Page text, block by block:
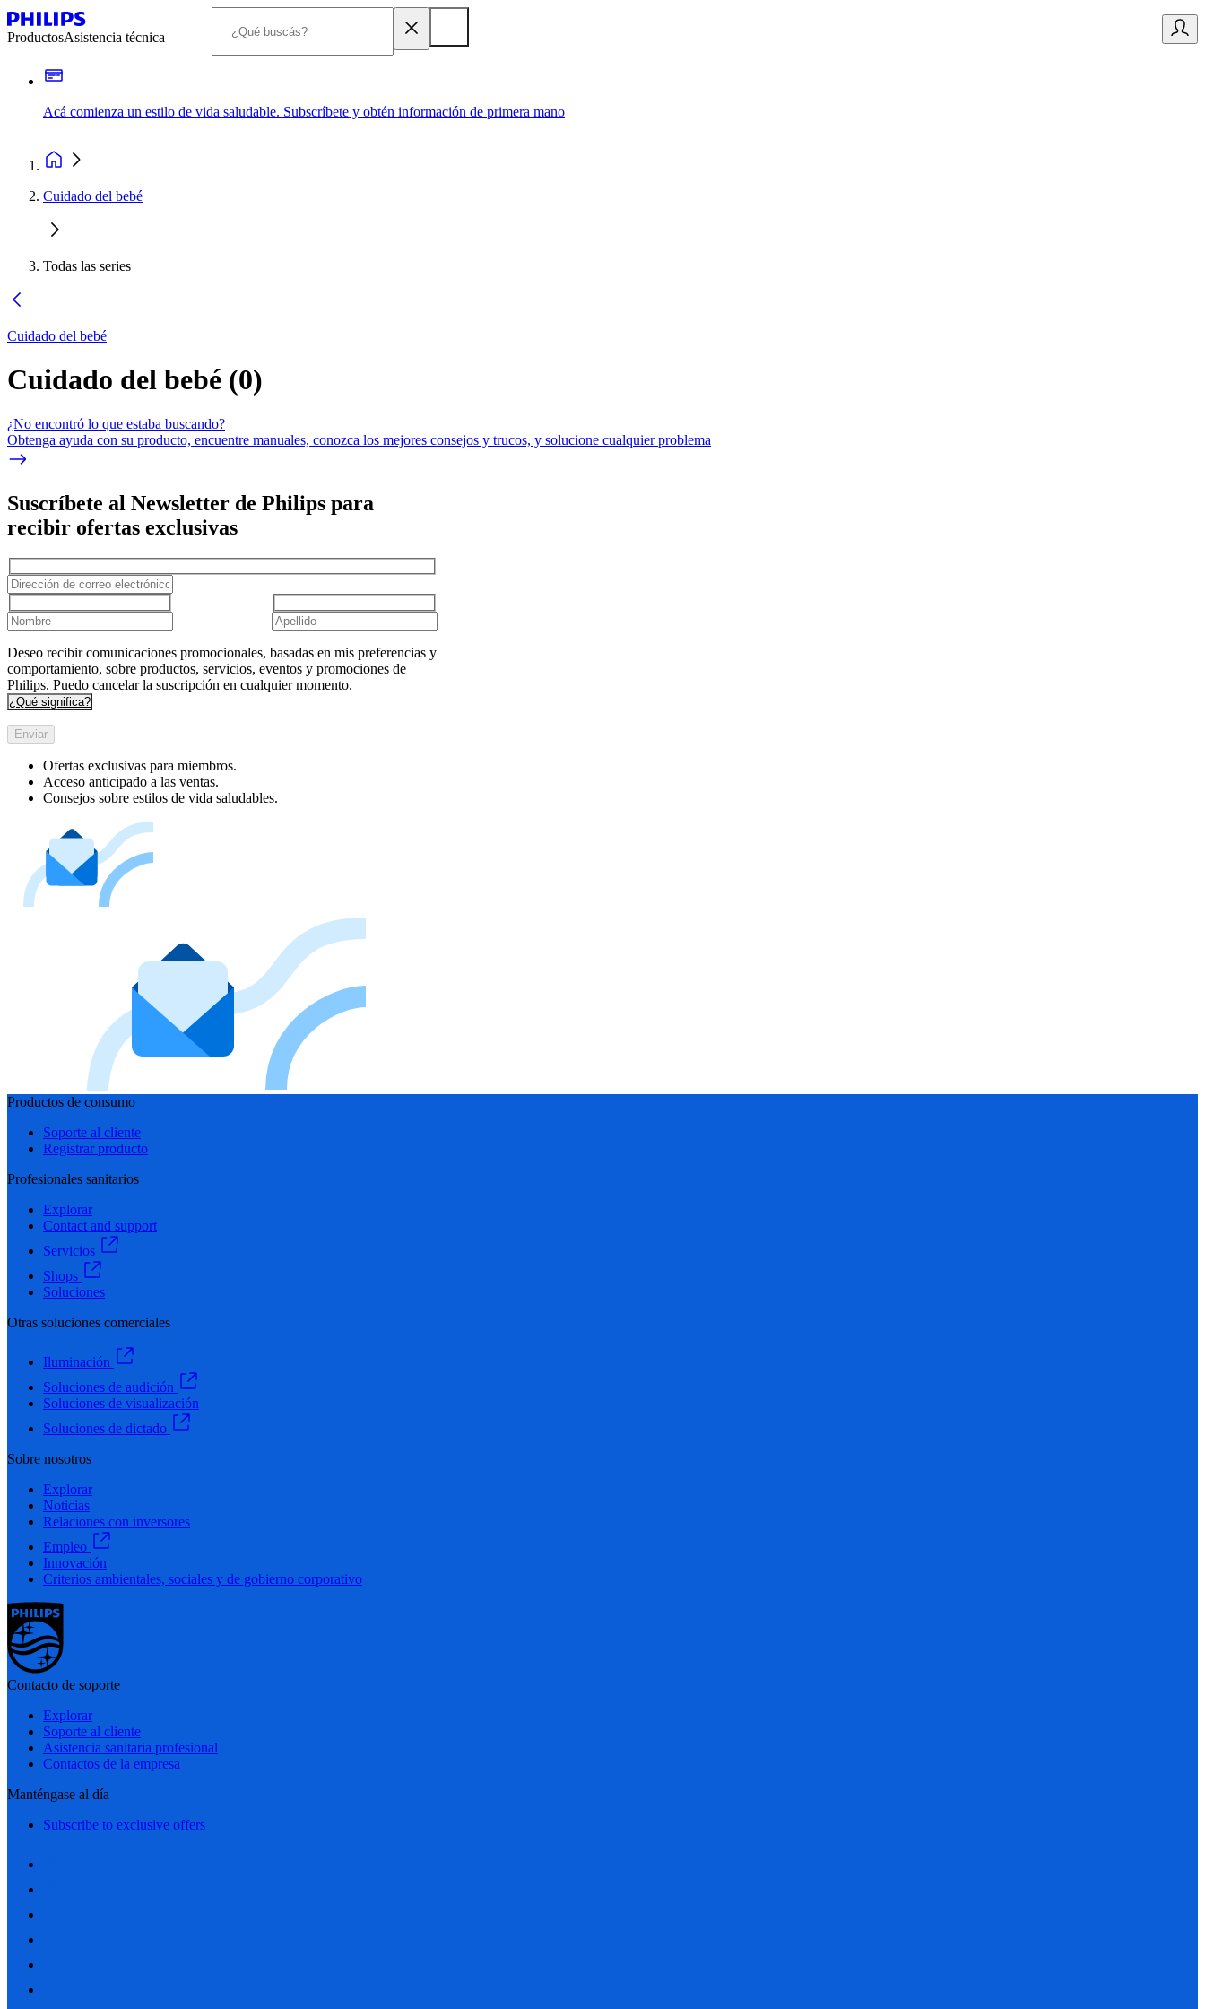
ProductosAsistencia técnica
Acá comienza un estilo de vida saludable. Subscríbete y obtén información de primera mano
Cuidado del bebé
Todas las series
Cuidado del bebé
Cuidado del bebé (0)
¿No encontró lo que estaba buscando?
Obtenga ayuda con su producto, encuentre manuales, conozca los mejores consejos y trucos, y solucione cualquier problema
Suscríbete al Newsletter de Philips para
recibir ofertas exclusivas
Deseo recibir comunicaciones promocionales, basadas en mis preferencias y
comportamiento, sobre productos, servicios, eventos y promociones de
Philips. Puedo cancelar la suscripción en cualquier momento.
¿Qué significa?
Enviar
Ofertas exclusivas para miembros.
Acceso anticipado a las ventas.
Consejos sobre estilos de vida saludables.
Productos de consumo
Soporte al cliente
Registrar producto
Profesionales sanitarios
Explorar
Contact and support
Servicios
Shops
Soluciones
Otras soluciones comerciales
Iluminación
Soluciones de audición
Soluciones de visualización
Soluciones de dictado
Sobre nosotros
Explorar
Noticias
Relaciones con inversores
Empleo
Innovación
Criterios ambientales, sociales y de gobierno corporativo
Contacto de soporte
Explorar
Soporte al cliente
Asistencia sanitaria profesional
Contactos de la empresa
Manténgase al día
Subscribe to exclusive offers